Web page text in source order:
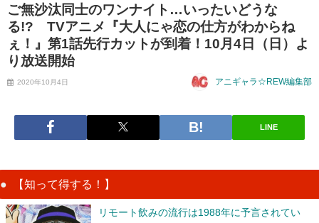
ご無沙汰同士のワンナイト…いったいどうな
る!? TVアニメ『大人にゃ恋の仕方がわからね
ぇ！』第1話先行カットが到着！10月4日（日）よ
り放送開始
2020年10月4日 アニギャラ☆REW編集部
LINE
【知って得する！】
リモート飲みの流行は1988年に予言されてい